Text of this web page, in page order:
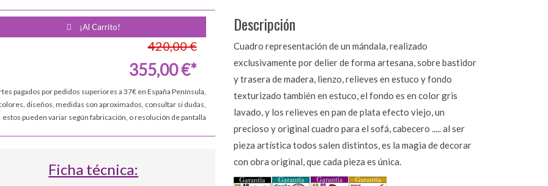
¡Al Carrito!
420,00 €
355,00 €*
pagados por pedidos superiores a 37€ en España Península,
diseños, medidas son aproximados, consultar si dudas,
estos pueden variar según fabricación, o resolución de pantalla
Ficha técnica:
Descripción
Cuadro representación de un mándala, realizado
exclusivamente por delier de forma artesana, sobre bastidor
y trasera de madera, lienzo, relieves en estuco y fondo
texturizado también en estuco, el fondo es en color gris
lavado, y los relieves en pan de plata efecto viejo, un
precioso y original cuadro para el sofá, cabecero ..... al ser
pieza artística todos salen distintos, es la magia de decorar
con obra original, que cada pieza es única.